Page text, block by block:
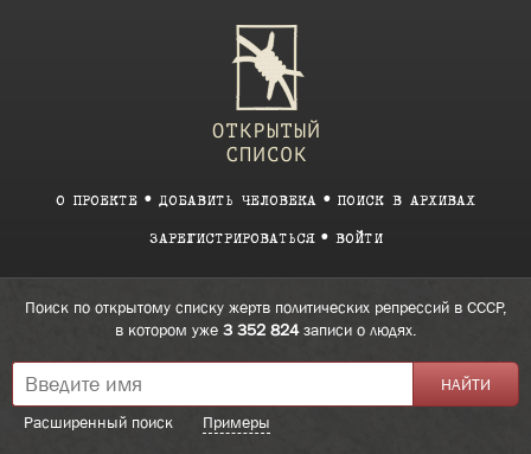
О ПРОЕКТЕ ДОБАВИТЬ ЧЕЛОВЕКА ПОИСК В АРХИВАХ
ЗАРЕГИСТРИРОВАТЬСЯ ВОЙТИ
Поиск по открытому списку жертв политических репрессий в СССР,
в котором уже 3 352 824записи о людях.
Расширенный поиск Примеры